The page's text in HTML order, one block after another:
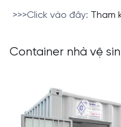
>>>Click vào đây: Tham
Container nhà vệ